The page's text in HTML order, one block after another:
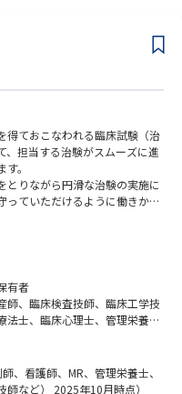
ィング、書類整理・ファイリ
客対応、資料作成
療機関スタッフと打ち合わせ、
ァイリング、資料作成、研修
得ておこなわれる臨床試験（治
、担当する治験がスムーズに進
。
とりながら円滑な治験の実施に
っていただけるように働きかけ
が、未経験の方でも
容とスタッフでお待ちしてお
機関の関係者へ説明会の実施
補助
ルの管理、来院時の診察同
有者
師、臨床検査技師、臨床工学技
法士、臨床心理士、管理栄養
療関連資格不問）
、看護師、MR、管理栄養士、
など） 2025年10月時点）